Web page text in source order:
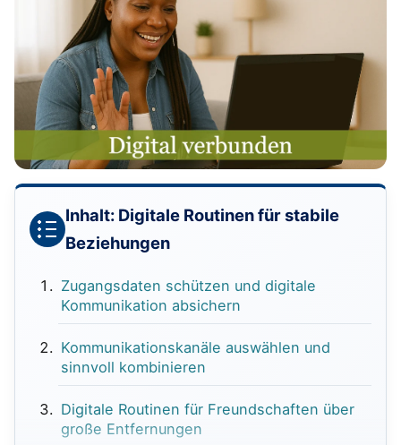
Inhalt: Digitale Routinen für stabile
Beziehungen
Zugangsdaten schützen und digitale
Kommunikation absichern
Kommunikationskanäle auswählen und
sinnvoll kombinieren
Digitale Routinen für Freundschaften über
große Entfernungen